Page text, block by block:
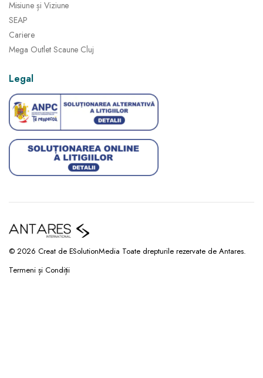
Misiune și Viziune
SEAP
Cariere
Mega Outlet Scaune Cluj
Legal
© 2026 Creat de ESolutionMedia Toate drepturile rezervate de Antares.
Termeni și Condiții